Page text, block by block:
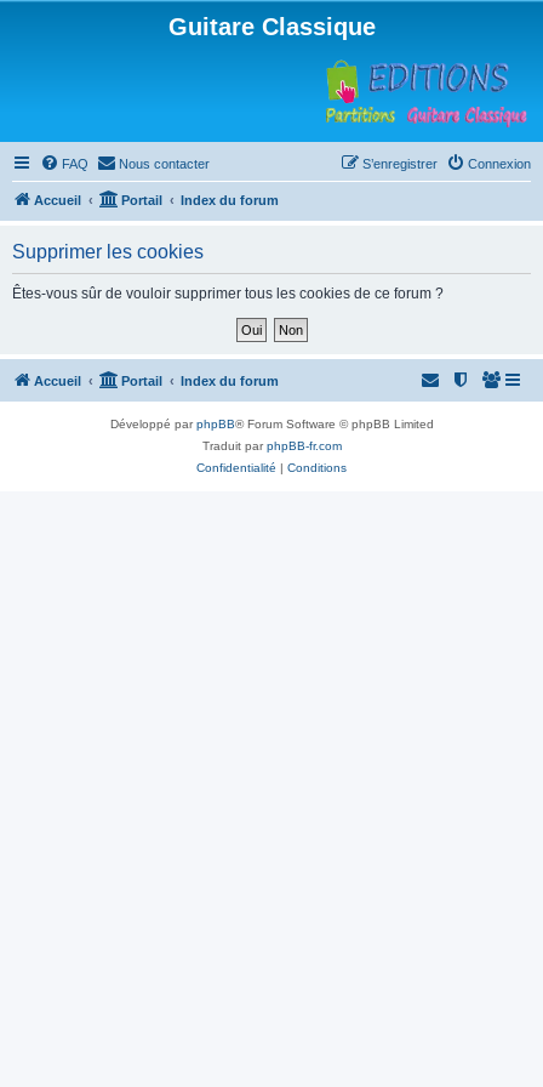
Guitare Classique
FAQ Nous contacter Connexion
S’enregistrer
Accueil Portail Index du forum
Supprimer les cookies
Êtes-vous sûr de vouloir supprimer tous les cookies de ce forum ?
Accueil Portail Index du forum
Développé parphpBB® Forum Software © phpBB Limited
Traduit parphpBB-fr.com
Confidentialité | Conditions